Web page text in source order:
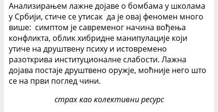
Анализирањем лажне дојаве о бомбама у школама
у Србији, стиче се утисак да је овај феномен много
више: симптом је савременог начина вођења
конфликта, облик хибридне манипулације који
утиче на друштвену психу и истовремено
разоткрива институционалне слабости. Лажна
дојава постаје друштвено оружје, моћније него што
се на први поглед чини.
страх као колективни ресурс